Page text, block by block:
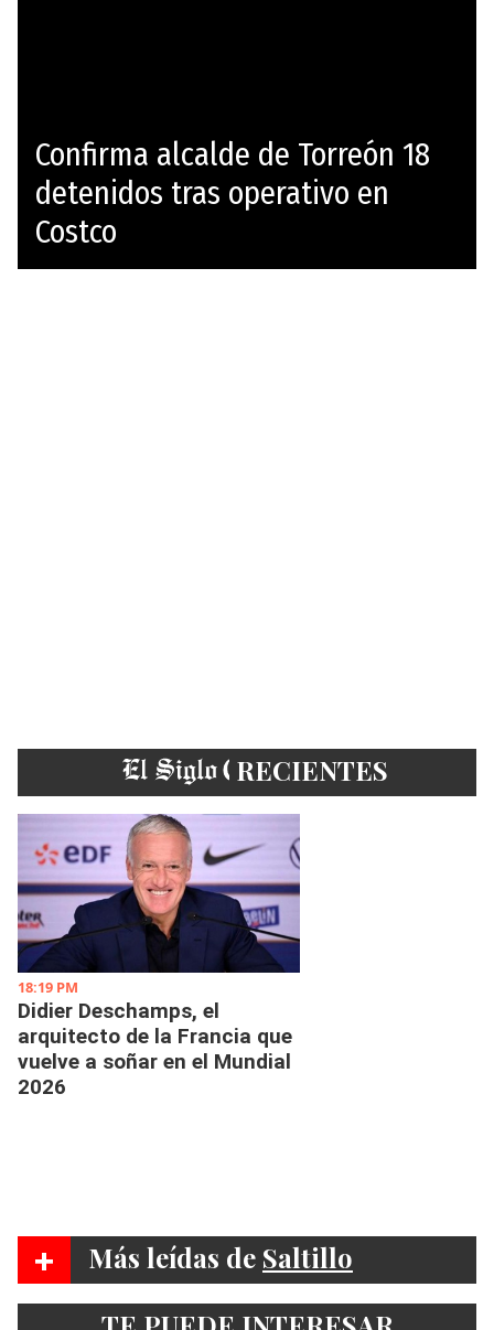
EL SIGLORECIENTES
+ Más leídas de Saltillo